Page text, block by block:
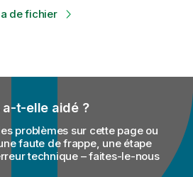
de fichier
t-elle aidé ?
problèmes sur cette page ou
faute de frappe, une étape
technique – faites-le-nous